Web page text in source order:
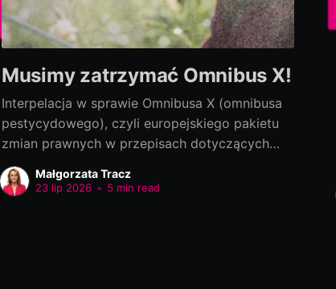
Musimy zatrzymać Omnibus X!
Interpelacja w sprawie Omnibusa X (omnibusa
pestycydowego), czyli europejskiego pakietu
zmian prawnych w przepisach dotyczących
bezpieczeństwa żywności Interpelacja do:
Jolanta Sobierańska-Grenda, Minister Zdrowia
Małgorzata Tracz
23 lip 2026 • 5 min read